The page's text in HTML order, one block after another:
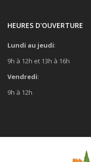
HEURES D'OUVERTURE
Lundi au jeudi:
9h à 12h et 13h à 16h
Vendredi:
9h à 12h